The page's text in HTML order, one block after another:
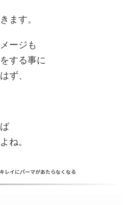
ます。
ージも
する事に
ず、
ね。
レイにパーマがあたらなくなる